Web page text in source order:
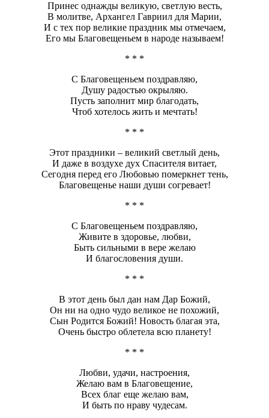
Принес однажды великую, светлую весть,
В молитве, Архангел Гавриил для Марии,
И с тех пор великие праздник мы отмечаем,
Его мы Благовещеньем в народе называем!
* * *
С Благовещеньем поздравляю,
Душу радостью окрыляю.
Пусть заполнит мир благодать,
Чтоб хотелось жить и мечтать!
* * *
Этот праздники – великий светлый день,
И даже в воздухе дух Спасителя витает,
Сегодня перед его Любовью померкнет тень,
Благовещенье наши души согревает!
* * *
С Благовещеньем поздравляю,
Живите в здоровье, любви,
Быть сильными в вере желаю
И благословения души.
* * *
В этот день был дан нам Дар Божий,
Он ни на одно чудо великое не похожий,
Сын Родится Божий! Новость благая эта,
Очень быстро облетела всю планету!
* * *
Любви, удачи, настроения,
Желаю вам в Благовещение,
Всех благ еще желаю вам,
И быть по нраву чудесам.